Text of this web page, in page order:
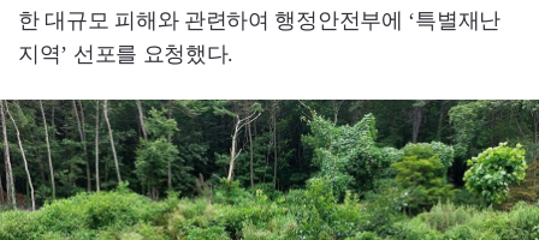
한 대규모 피해와 관련하여 행정안전부에 ‘특별재난
지역’ 선포를 요청했다.